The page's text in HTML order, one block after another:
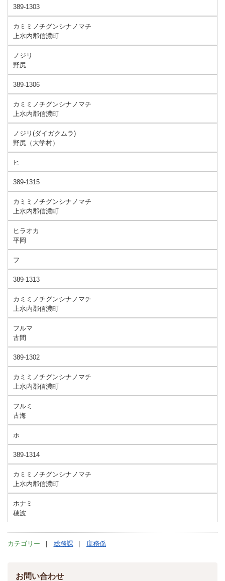
389-1303
カミミノチグンシナノマチ
上水内郡信濃町
ノジリ
野尻
389-1306
カミミノチグンシナノマチ
上水内郡信濃町
ノジリ(ダイガクムラ)
野尻（大学村）
ヒ
389-1315
カミミノチグンシナノマチ
上水内郡信濃町
ヒラオカ
平岡
フ
389-1313
カミミノチグンシナノマチ
上水内郡信濃町
フルマ
古間
389-1302
カミミノチグンシナノマチ
上水内郡信濃町
フルミ
古海
ホ
389-1314
カミミノチグンシナノマチ
上水内郡信濃町
ホナミ
穂波
カテゴリー 総務課 庶務係
お問い合わせ